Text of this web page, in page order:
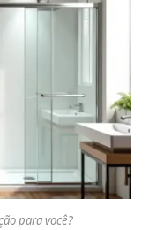
para você?